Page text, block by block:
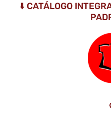
⬇️ CATÁLOGO